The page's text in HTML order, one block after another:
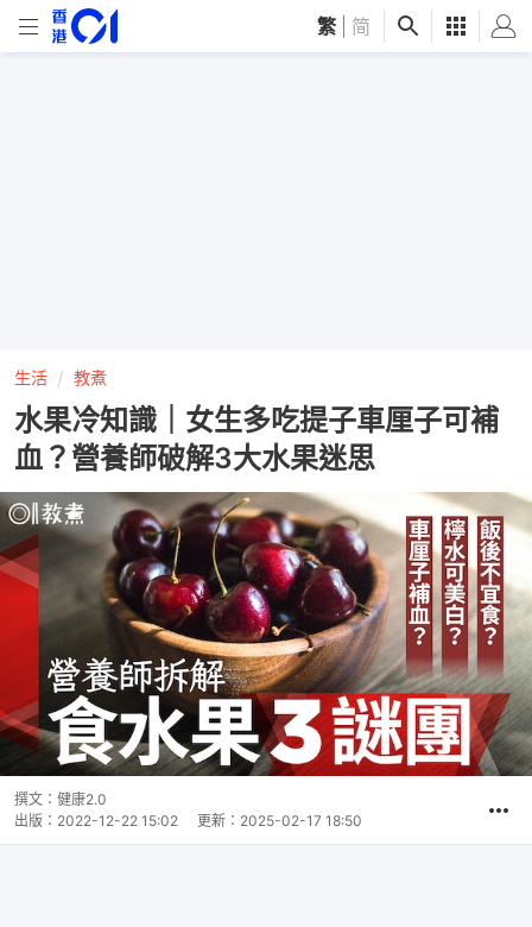
繁 简
生活 教煮
水果冷知識｜女生多吃提子車厘子可補
血？營養師破解3大水果迷思
撰文： 健康2.0
出版： 2022-12-22 15:02 更新： 2025-02-17 18:50